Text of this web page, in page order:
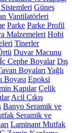
Güneş
Vantilatörleri
Parke Parke Profil
Malzemeleri Hobi
Tinerler
Duvar Macunu
İç Cephe Boyalar Dış
Boyaları Yağlı
Boyası Epoksi
Kapılar Çelik
Acil Çıkış
Banyo Seramik ve
Seramik ve
Laminant Mutfak